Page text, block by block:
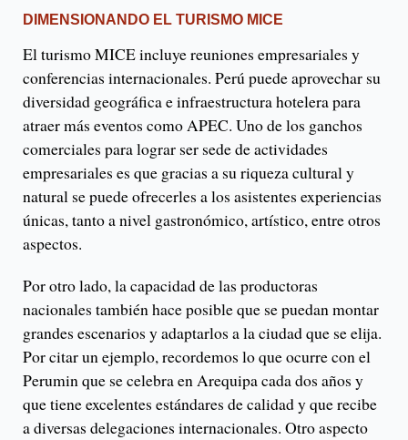
DIMENSIONANDO EL TURISMO MICE
El turismo MICE incluye reuniones empresariales y
conferencias internacionales. Perú puede aprovechar su
diversidad geográfica e infraestructura hotelera para
atraer más eventos como APEC. Uno de los ganchos
comerciales para lograr ser sede de actividades
empresariales es que gracias a su riqueza cultural y
natural se puede ofrecerles a los asistentes experiencias
únicas, tanto a nivel gastronómico, artístico, entre otros
aspectos.
Por otro lado, la capacidad de las productoras
nacionales también hace posible que se puedan montar
grandes escenarios y adaptarlos a la ciudad que se elija.
Por citar un ejemplo, recordemos lo que ocurre con el
Perumin que se celebra en Arequipa cada dos años y
que tiene excelentes estándares de calidad y que recibe
a diversas delegaciones internacionales. Otro aspecto